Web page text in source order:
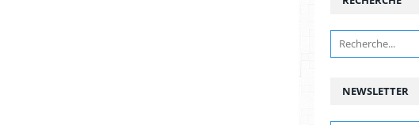
NEWSLETTER